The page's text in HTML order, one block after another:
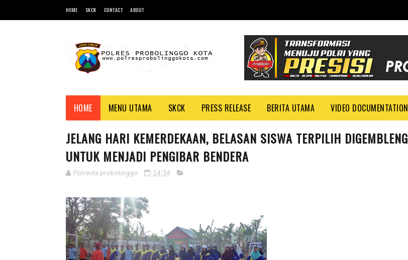
HOME SKCK CONTACT ABOUT
HOME MENU UTAMA SKCK PRESS RELEASE BERITA UTAMA VIDEO DOCUMENTATION
JELANG HARI KEMERDEKAAN, BELASAN SISWA TERPILIH DIGEMBLENG
UNTUK MENJADI PENGIBAR BENDERA
Polresta probolinggo 14:34